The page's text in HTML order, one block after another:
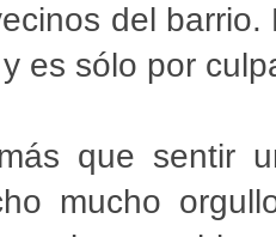
del
es sólo por
que sentir
mucho